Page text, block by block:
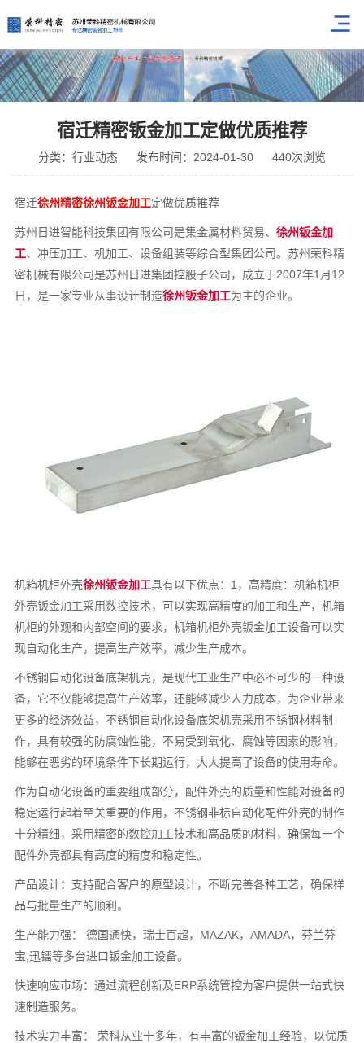
宿迁精密钣金加工定做优质推荐
分类：行业动态 发布时间：2024-01-30 440次浏览
宿迁徐州精密徐州钣金加工定做优质推荐
苏州日进智能科技集团有限公司是集金属材料贸易、徐州钣金加
工、冲压加工、机加工、设备组装等综合型集团公司。苏州荣科精
密机械有限公司是苏州日进集团控股子公司，成立于2007年1月12
日，是一家专业从事设计制造徐州钣金加工为主的企业。
机箱机柜外壳徐州钣金加工具有以下优点：1，高精度：机箱机柜
外壳钣金加工采用数控技术，可以实现高精度的加工和生产，机箱
机柜的外观和内部空间的要求，机箱机柜外壳钣金加工设备可以实
现自动化生产，提高生产效率，减少生产成本。
不锈钢自动化设备底架机壳，是现代工业生产中必不可少的一种设
备，它不仅能够提高生产效率，还能够减少人力成本，为企业带来
更多的经济效益，不锈钢自动化设备底架机壳采用不锈钢材料制
作，具有较强的防腐蚀性能，不易受到氧化、腐蚀等因素的影响，
能够在恶劣的环境条件下长期运行，大大提高了设备的使用寿命。
作为自动化设备的重要组成部分，配件外壳的质量和性能对设备的
稳定运行起着至关重要的作用，不锈钢非标自动化配件外壳的制作
十分精细，采用精密的数控加工技术和高品质的材料，确保每一个
配件外壳都具有高度的精度和稳定性。
产品设计：支持配合客户的原型设计，不断完善各种工艺，确保样
品与批量生产的顺利。
生产能力强： 德国通快，瑞士百超，MAZAK，AMADA，芬兰芬
宝,迅镭等多台进口钣金加工设备。
快速响应市场：通过流程创新及ERP系统管控为客户提供一站式快
速制造服务。
技术实力丰富： 荣科从业十多年，有丰富的钣金加工经验，以优质